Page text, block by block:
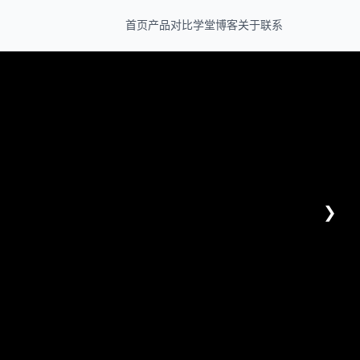
首页产品对比学堂博客关于联系
❯